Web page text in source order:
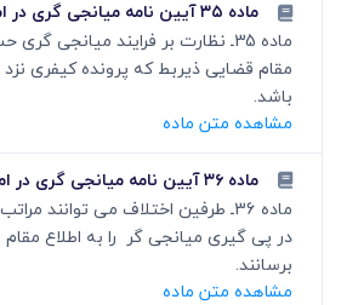
ماده ۳۵ آیین نامه میانجی گری در امور کیفری
ماده 35ـ نظارت بر فرایند میانجی
مقام قضایی ذیربط که پرونده کیفری
باشد.
مشاهده متن ماده
ماده ۳۶ آیین نامه میانجی گری در امور کیفری
ماده 36ـ طرفین اختلاف می توانند
در پی گیری میانجی گر ‏ را به اطلاع
برسانند.
مشاهده متن ماده